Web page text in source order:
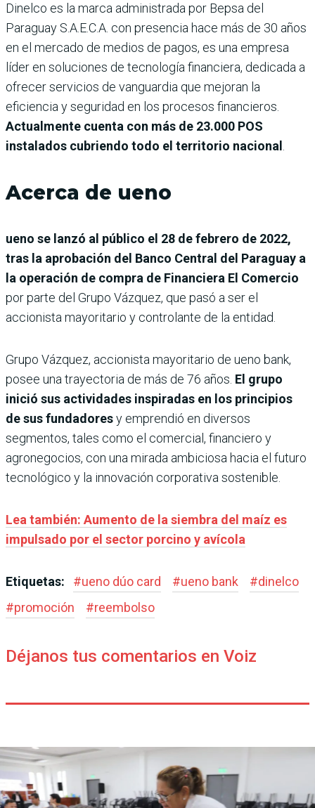
Dinelco es la marca administrada por Bepsa del
Paraguay S.A.E.C.A. con presencia hace más de 30 años
en el mercado de medios de pagos, es una empresa
líder en soluciones de tecnología financiera, dedicada a
ofrecer servicios de vanguardia que mejoran la
eficiencia y seguridad en los procesos financieros.
Actualmente cuenta con más de 23.000 POS
instalados cubriendo todo el territorio nacional .
Acerca de ueno
ueno se lanzó al público el 28 de febrero de 2022,
tras la aprobación del Banco Central del Paraguay a
la operación de compra de Financiera El Comercio
por parte del Grupo Vázquez, que pasó a ser el
accionista mayoritario y controlante de la entidad.
Grupo Vázquez, accionista mayoritario de ueno bank,
posee una trayectoria de más de 76 años. El grupo
inició sus actividades inspiradas en los principios
de sus fundadoresy emprendió en diversos
segmentos, tales como el comercial, financiero y
agronegocios, con una mirada ambiciosa hacia el futuro
tecnológico y la innovación corporativa sostenible.
Lea también: Aumento de la siembra del maíz es
impulsado por el sector porcino y avícola
Etiquetas: #ueno dúo card #ueno bank #dinelco
#promoción #reembolso
Déjanos tus comentarios en Voiz